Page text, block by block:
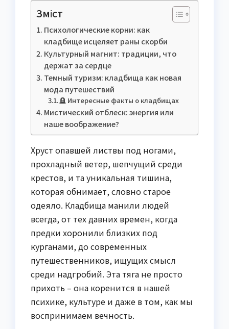
Зміст
Психологические корни: как
кладбище исцеляет раны скорби
Культурный магнит: традиции, что
держат за сердце
Темный туризм: кладбища как новая
мода путешествий
🪦 Интересные факты о кладбищах
Мистический отблеск: энергия или
наше воображение?
Хруст опавшей листвы под ногами,
прохладный ветер, шепчущий среди
крестов, и та уникальная тишина,
которая обнимает, словно старое
одеяло. Кладбища манили людей
всегда, от тех давних времен, когда
предки хоронили близких под
курганами, до современных
путешественников, ищущих смысл
среди надгробий. Эта тяга не просто
прихоть – она коренится в нашей
психике, культуре и даже в том, как мы
воспринимаем вечность.